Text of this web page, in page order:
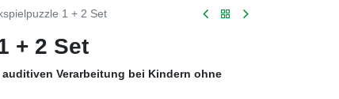
1 + 2 Set
+ 2 Set
Verarbeitung bei Kindern ohne